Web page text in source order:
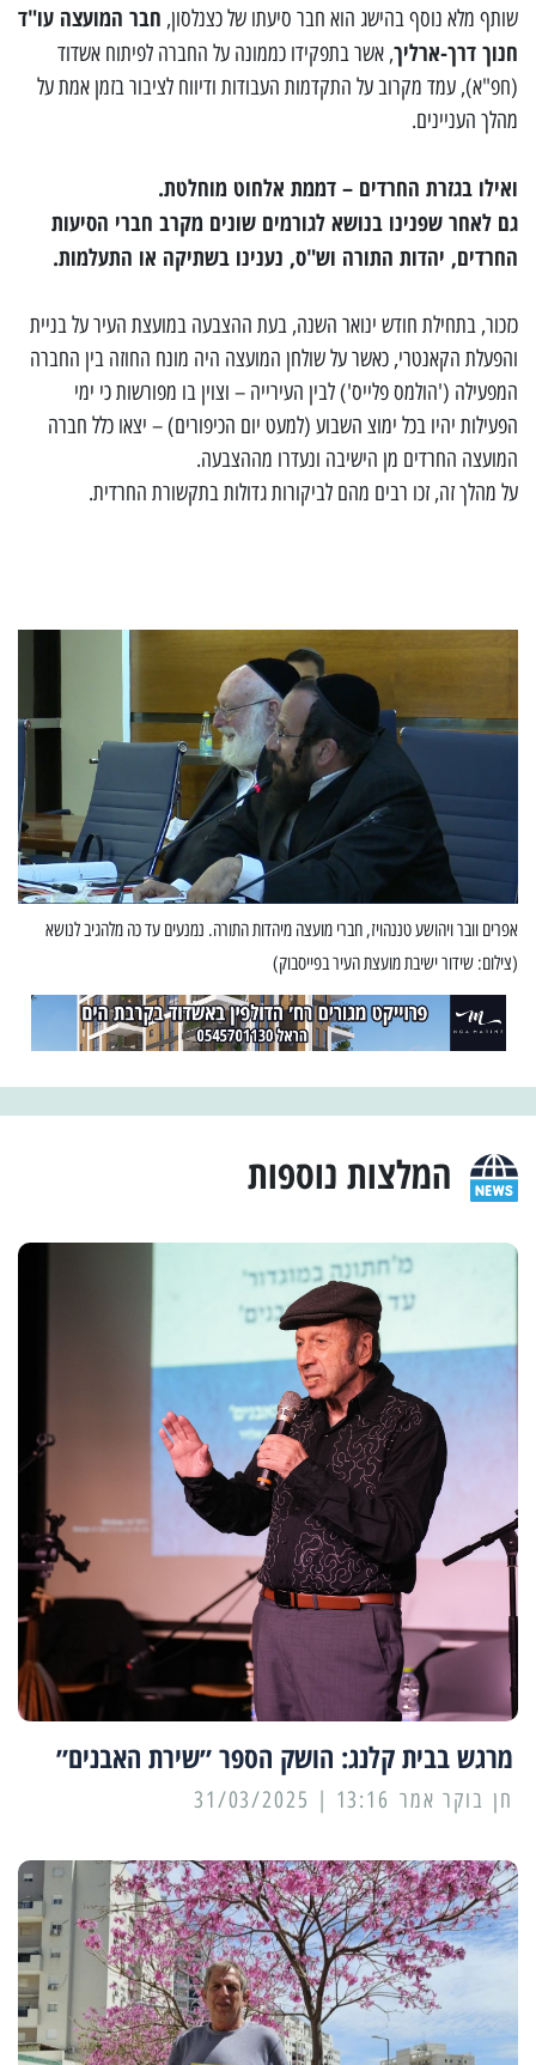
שותף מלא נוסף בהישג הוא חבר סיעתו של כצנלסון, חבר המועצה עו"ד
חנוך דרך-ארליך, אשר בתפקידו כממונה על החברה לפיתוח אשדוד
(חפ"א), עמד מקרוב על התקדמות העבודות ודיווח לציבור בזמן אמת על
מהלך העניינים.
ואילו בגזרת החרדים – דממת אלחוט מוחלטת.
גם לאחר שפנינו בנושא לגורמים שונים מקרב חברי הסיעות
החרדים, יהדות התורה וש"ס, נענינו בשתיקה או התעלמות.
כזכור, בתחילת חודש ינואר השנה, בעת ההצבעה במועצת העיר על בניית
והפעלת הקאנטרי, כאשר על שולחן המועצה היה מונח החוזה בין החברה
המפעילה ('הולמס פלייס') לבין העירייה – וצוין בו מפורשות כי ימי
הפעילות יהיו בכל ימוצ השבוע (למעט יום הכיפורים) – יצאו כלל חברה
המועצה החרדים מן הישיבה ונעדרו מההצבעה.
על מהלך זה, זכו רבים מהם לביקורות גדולות בתקשורת החרדית.
אפרים וובר ויהושע טננהויז, חברי מועצה מיהדות התורה. נמנעים עד כה מלהגיב לנושא
(צילום: שידור ישיבת מועצת העיר בפייסבוק)
המלצות נוספות
מרגש בבית קלנג: הושק הספר ״שירת האבנים״
13:16 | 31/03/2025